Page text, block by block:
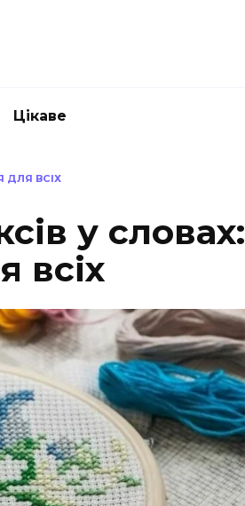
Цікаве
ДЛЯ ВСІХ
у словах:
всіх